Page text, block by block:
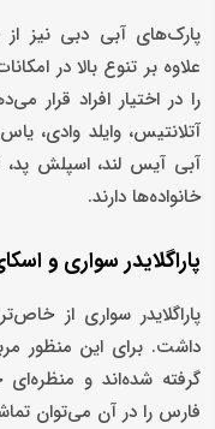
پارک‌های آبی دبی نیز
علاوه بر تنوع بالا در
را در اختیار افراد قرار
آتلانتیس، وایلد وادی،
آبی آیس لند، اسپلش پد،
خانواده‌ها دارند.
پاراگلایدر سواری و
پاراگلایدر سواری از
داشت. برای این منظور
گرفته شده‌اند و
فارس را در آن می‌توان